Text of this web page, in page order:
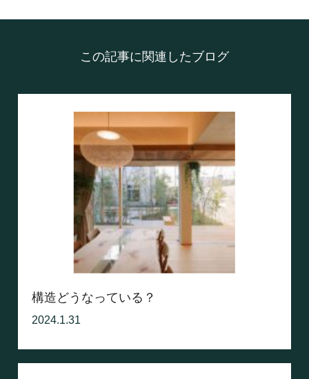
この記事に関連したブログ
構造どうなっている？
2024.1.31